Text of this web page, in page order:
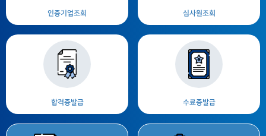
인증기업조회 심사원조회
합격증발급 수료증발급